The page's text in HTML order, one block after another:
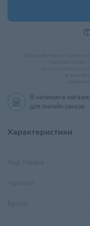
В наличии в
для онлайн заказа
Характеристики